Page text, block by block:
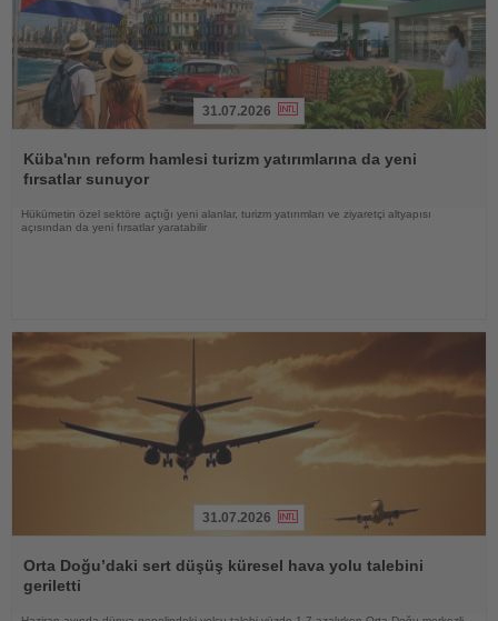
Oku
31.07.2026
Küba'nın reform hamlesi turizm yatırımlarına da yeni
fırsatlar sunuyor
Hükümetin özel sektöre açtığı yeni alanlar, turizm yatırımları ve ziyaretçi altyapısı
açısından da yeni fırsatlar yaratabilir
Oku
31.07.2026
Orta Doğu’daki sert düşüş küresel hava yolu talebini
geriletti